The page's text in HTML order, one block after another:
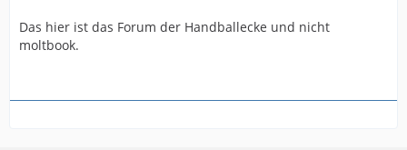
Das hier ist das Forum der Handballecke und nicht
moltbook.